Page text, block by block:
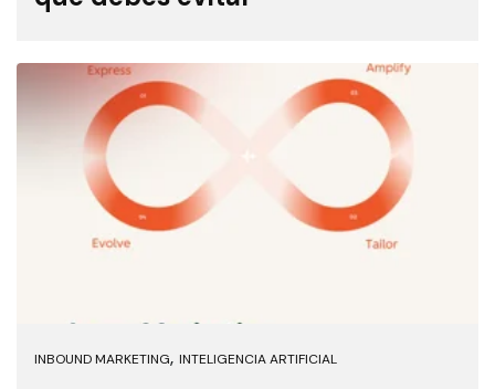
INBOUND MARKETING, INTELIGENCIA ARTIFICIAL